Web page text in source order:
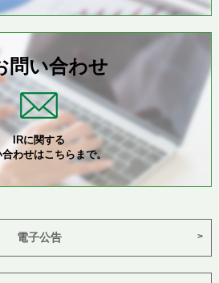
問い合わせ
IRに関する
わせはこちらまで。
電子公告